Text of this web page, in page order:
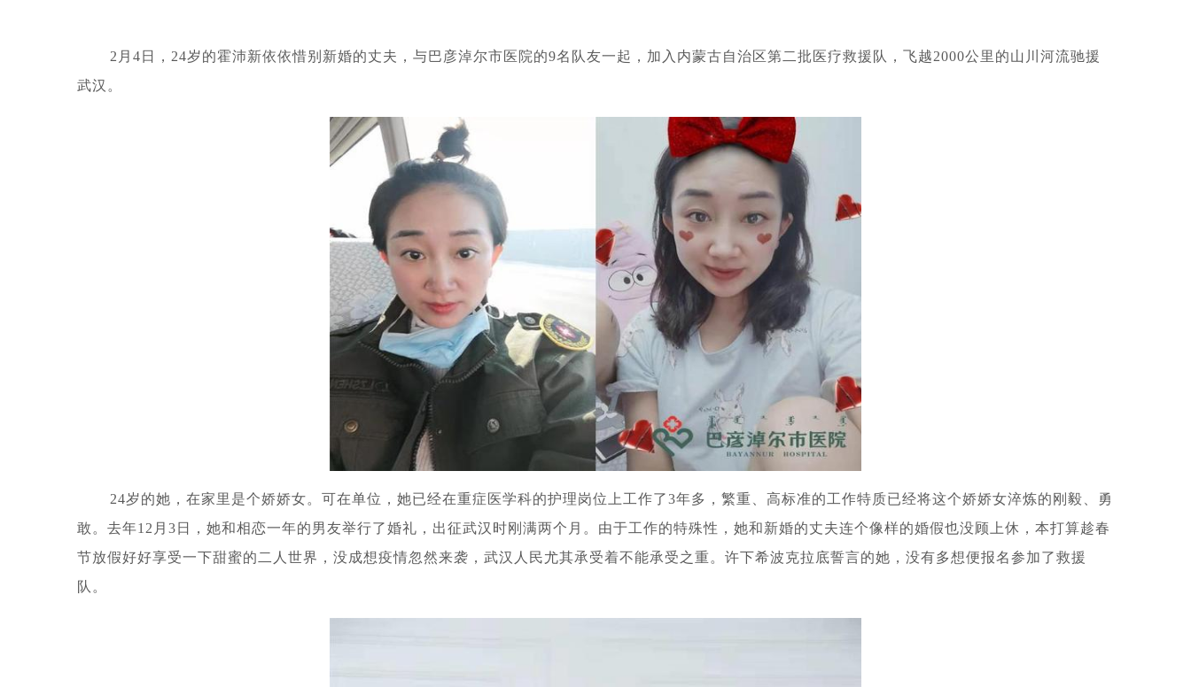
2月4日，24岁的霍沛新依依惜别新婚的丈夫，与巴彦淖尔市医院的9名队友一起，加入内蒙古自治区第二批医疗救援队，飞越2000公里的山川河流驰援
武汉。
24岁的她，在家里是个娇娇女。可在单位，她已经在重症医学科的护理岗位上工作了3年多，繁重、高标准的工作特质已经将这个娇娇女淬炼的刚毅、勇
敢。去年12月3日，她和相恋一年的男友举行了婚礼，出征武汉时刚满两个月。由于工作的特殊性，她和新婚的丈夫连个像样的婚假也没顾上休，本打算趁春
节放假好好享受一下甜蜜的二人世界，没成想疫情忽然来袭，武汉人民尤其承受着不能承受之重。许下希波克拉底誓言的她，没有多想便报名参加了救援
队。